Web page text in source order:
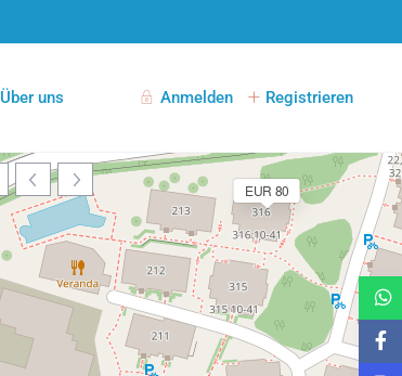
Über uns Anmelden Registrieren
EUR 80